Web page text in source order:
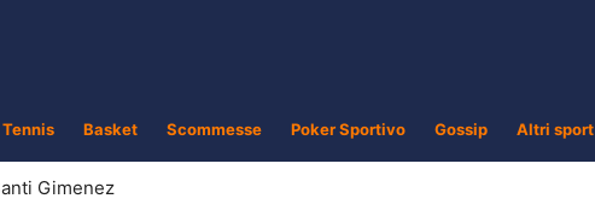
Tennis Basket Scommesse Poker Sportivo Gossip Altri sport
Gimenez